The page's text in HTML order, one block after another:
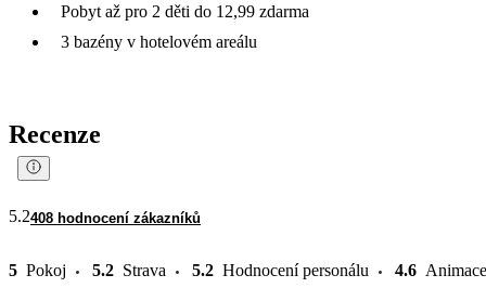
Pobyt až pro 2 děti do 12,99 zdarma
3 bazény v hotelovém areálu
Recenze
5.2408 hodnocení zákazníků
5 Pokoj 5.2 Strava 5.2 Hodnocení personálu 4.6 Animace